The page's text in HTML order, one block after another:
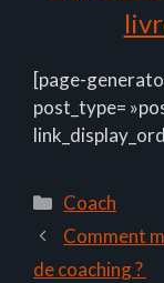
[page-
post_type=
Catégories
Coach
Comment
de coaching ?